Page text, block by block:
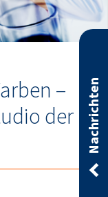
Nachrichten
–
der